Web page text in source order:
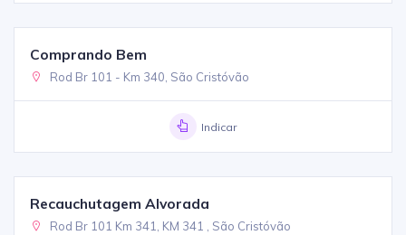
Comprando Bem
Rod Br 101 - Km 340, São Cristóvão
Indicar
Recauchutagem Alvorada
Rod Br 101 Km 341, KM 341 , São Cristóvão